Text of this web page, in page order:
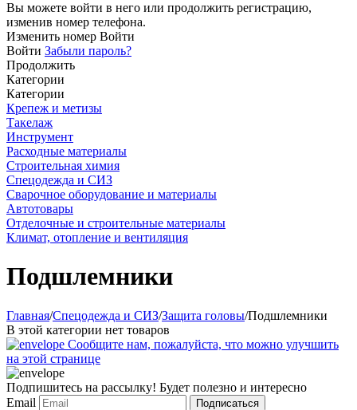
Вы можете войти в него или продолжить регистрацию,
изменив номер телефона.
Изменить номер Войти
Войти Забыли пароль?
Продолжить
Категории
Категории
Крепеж и метизы
Такелаж
Инструмент
Расходные материалы
Строительная химия
Спецодежда и СИЗ
Сварочное оборудование и материалы
Автотовары
Отделочные и строительные материалы
Климат, отопление и вентиляция
Подшлемники
Главная/Спецодежда и СИЗ/Защита головы/Подшлемники
В этой категории нет товаров
Сообщите нам, пожалуйста, что можно улучшить
на этой странице
Подпишитесь на рассылку! Будет полезно и интересно
Email
Подписаться